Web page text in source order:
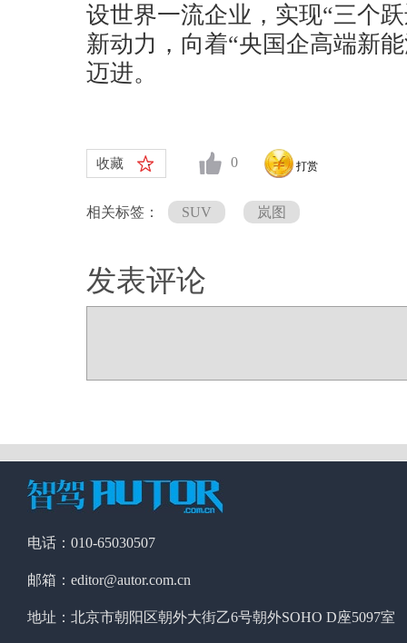
设世界一流企业，实现“三个
新动力，向着“央国企高端新
迈进。
收藏 0 打赏
相关标签： SUV 岚图
发表评论
电话：010-65030507
邮箱：editor@autor.com.cn
地址：北京市朝阳区朝外大街乙6号朝外SOHO D座5097室